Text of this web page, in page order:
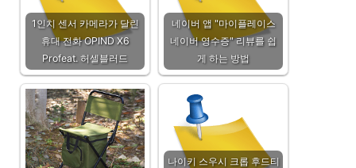
1인치 센서 카메라가 달린
휴대 전화 OPIND X6
Profeat. 허셀블러드
네이버 앱 "마이플레이스
네이버 영수증" 리뷰를 쉽
게 하는 방법
나이키 스우시 크롭 후드티